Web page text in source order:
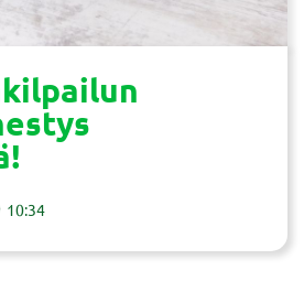
10:34